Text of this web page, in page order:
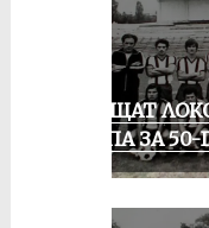
ПРАЩАТ
ГРУПА ЗА